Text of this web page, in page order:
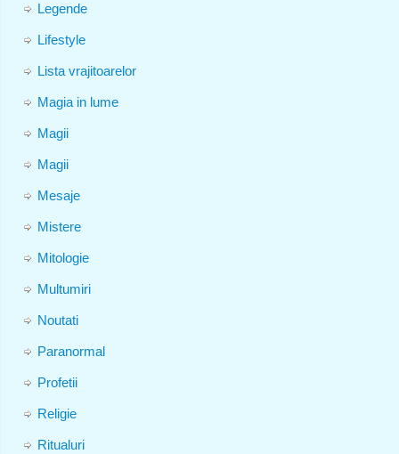
Legende
Lifestyle
Lista vrajitoarelor
Magia in lume
Magii
Magii
Mesaje
Mistere
Mitologie
Multumiri
Noutati
Paranormal
Profetii
Religie
Ritualuri